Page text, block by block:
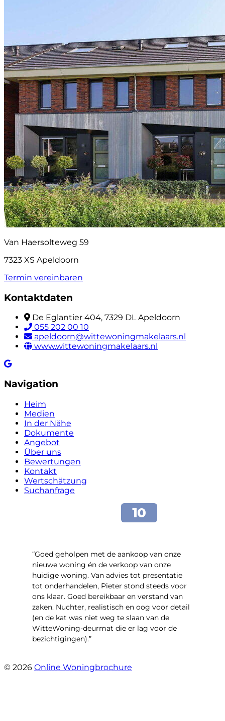
Van Haersolteweg 59
7323 XS Apeldoorn
Termin vereinbaren
Kontaktdaten
De Eglantier 404, 7329 DL Apeldoorn
055 202 00 10
apeldoorn@wittewoningmakelaars.nl
www.wittewoningmakelaars.nl
Navigation
Heim
Medien
In der Nähe
Dokumente
Angebot
Über uns
Bewertungen
Kontakt
Wertschätzung
Suchanfrage
“Goed geholpen met de aankoop van onze
nieuwe woning én de verkoop van onze
huidige woning. Van advies tot presentatie
tot onderhandelen, Pieter stond steeds voor
ons klaar. Goed bereikbaar en verstand van
zaken. Nuchter, realistisch en oog voor detail
(en de kat was niet weg te slaan van de
WitteWoning-deurmat die er lag voor de
bezichtigingen).”
© 2026 Online Woningbrochure